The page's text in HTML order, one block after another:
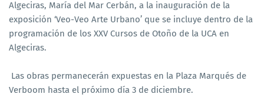
Algeciras, María del Mar Cerbán, a la inauguración de la
exposición ‘Veo-Veo Arte Urbano’ que se incluye dentro de la
programación de los XXV Cursos de Otoño de la UCA en
Algeciras.
Las obras permanecerán expuestas en la Plaza Marqués de
Verboom hasta el próximo día 3 de diciembre.